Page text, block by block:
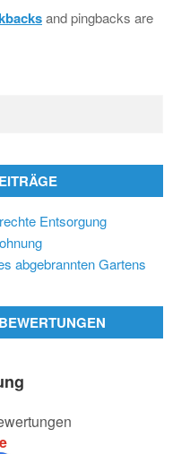
and pingbacks are
Entsorgung
abgebrannten Gartens
e